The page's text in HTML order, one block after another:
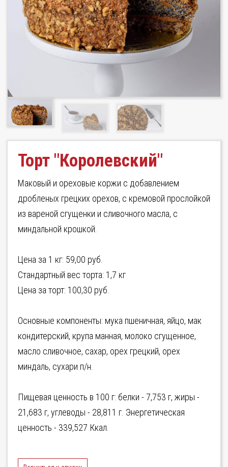
Торт "Королевский"
Маковый и ореховые коржи с добавлением
дробленых грецких орехов, с кремовой прослойкой
из вареной сгущенки и сливочного масла, с
миндальной крошкой.
Цена за 1 кг: 59,00 руб.
Стандартный вес торта: 1,7 кг
Цена за торт: 100,30 руб.
Основные компоненты: мука пшеничная, яйцо, мак
кондитерский, крупа манная, молоко сгущенное,
масло сливочное, сахар, орех грецкий, орех
миндаль, сухари п/н.
Пищевая ценность в 100 г: белки - 7,753 г, жиры -
21,683 г, углеводы - 28,811 г. Энергетическая
ценность - 339,527 Ккал.